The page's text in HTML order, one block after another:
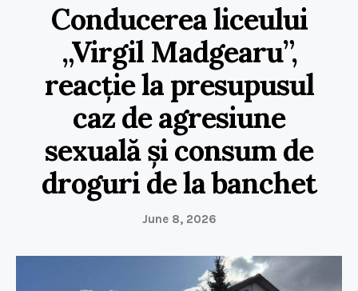
Conducerea liceului
„Virgil Madgearu”,
reacție la presupusul
caz de agresiune
sexuală și consum de
droguri de la banchet
June 8, 2026